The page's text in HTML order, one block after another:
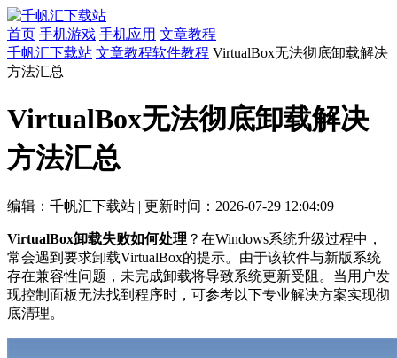
首页 手机游戏 手机应用 文章教程
千帆汇下载站 文章教程软件教程 VirtualBox无法彻底卸载解决
方法汇总
VirtualBox无法彻底卸载解决
方法汇总
编辑：千帆汇下载站 | 更新时间：2026-07-29 12:04:09
VirtualBox卸载失败如何处理 ？在Windows系统升级过程中，
常会遇到要求卸载VirtualBox的提示。由于该软件与新版系统
存在兼容性问题，未完成卸载将导致系统更新受阻。当用户发
现控制面板无法找到程序时，可参考以下专业解决方案实现彻
底清理。